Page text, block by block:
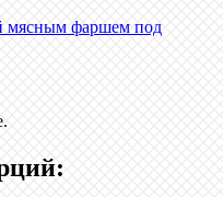
.
: